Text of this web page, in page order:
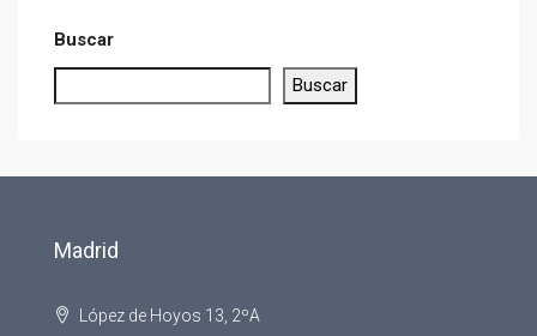
Buscar
Buscar
Madrid
López de Hoyos 13, 2ºA